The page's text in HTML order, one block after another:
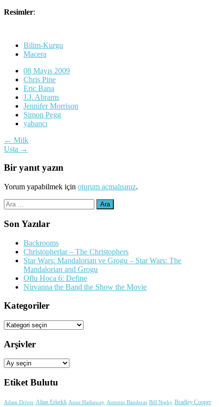
Resimler:
Bilim-Kurgu
Macera
08 Mayıs 2009
Chris Pine
Eric Bana
J.J. Abrams
Jennifer Morrison
Simon Pegg
yabancı
Yazı
dolaşımı
← Milk
Usta →
Bir yanıt yazın
Yorum yapabilmek için oturum açmalısınız.
Arama:
Son Yazılar
Backrooms
Christopherlar – The Christophers
Star Wars: Mandalorian ve Grogu – Star Wars: The
Mandalorian and Grogu
Oflu Hoca 6: Define
Nirvanna the Band the Show the Movie
Kategoriler
Kategoriler
Arşivler
Arşivler
Etiket Bulutu
Adam Driver Altan Erkekli Anne Hathaway Antonio Banderas Bill Nighy Bradley Cooper